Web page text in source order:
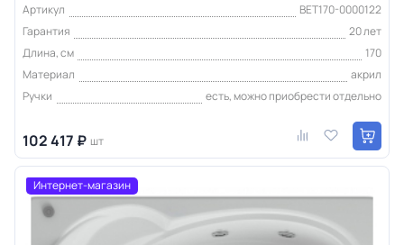
Артикул
BET170-0000122
Гарантия
20 лет
Длина, см
170
Материал
акрил
Ручки
есть, можно приобрести отдельно
102 417 ₽ шт
Интернет-магазин